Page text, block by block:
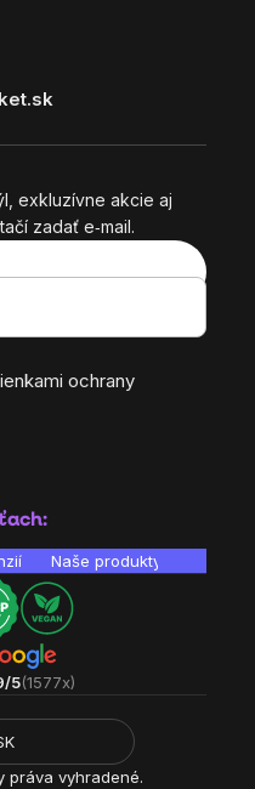
exkluzívne akcie aj
zadať e‑mail.
ochrany
Naše produkty sú
5(1577x)
práva vyhradené.